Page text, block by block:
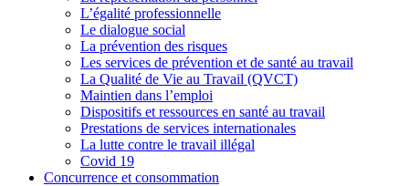
L’égalité professionnelle
Le dialogue social
La prévention des risques
Les services de prévention et de santé au travail
La Qualité de Vie au Travail (QVCT)
Maintien dans l’emploi
Dispositifs et ressources en santé au travail
Prestations de services internationales
La lutte contre le travail illégal
Covid 19
Concurrence et consommation